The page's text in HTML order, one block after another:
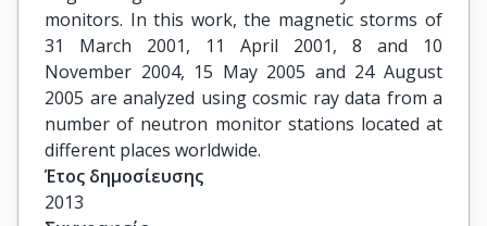
monitors. In this work, the magnetic storms of
31 March 2001, 11 April 2001, 8 and 10
November 2004, 15 May 2005 and 24 August
2005 are analyzed using cosmic ray data from a
number of neutron monitor stations located at
different places worldwide.
Έτος δημοσίευσης
2013